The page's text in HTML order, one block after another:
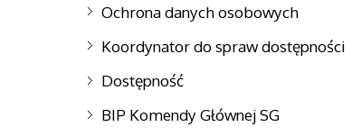
Ochrona danych osobowych
Koordynator do spraw dostępności
Dostępność
BIP Komendy Głównej SG